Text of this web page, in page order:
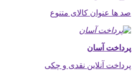
صد ها عنوان کالای متنوع
پرداخت آسان
پرداخت آنلاین نقدی و چکی